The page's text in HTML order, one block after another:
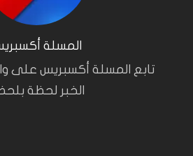
المسلة
تابع المسلة أكسبريس على
الخبر لحظة